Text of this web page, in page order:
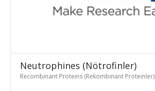
Neutrophines (Nötrofinler)
Recombinant Proteins (Rekombinant Proteinler)